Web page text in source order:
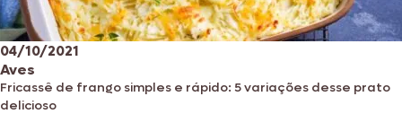
04/10/2021
Aves
Fricassê de frango simples e rápido: 5 variações desse prato
delicioso